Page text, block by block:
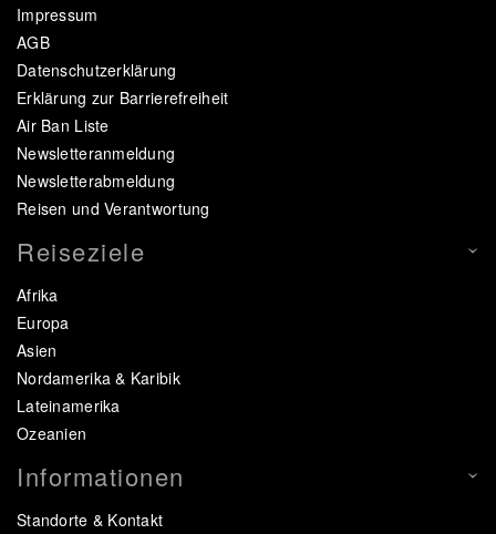
Impressum
AGB
Datenschutzerklärung
Erklärung zur Barrierefreiheit
Air Ban Liste
Newsletteranmeldung
Newsletterabmeldung
Reisen und Verantwortung
Reiseziele
Afrika
Europa
Asien
Nordamerika & Karibik
Lateinamerika
Ozeanien
Informationen
Standorte & Kontakt